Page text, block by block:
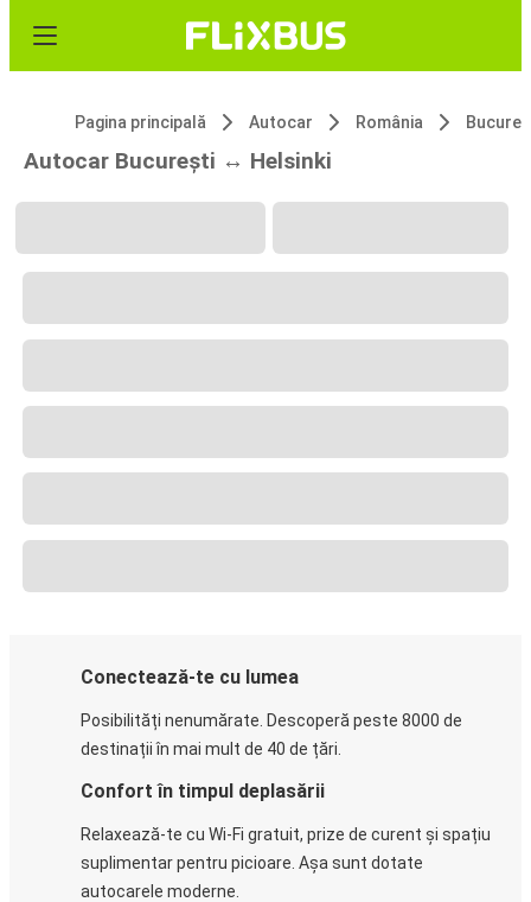
Pagina principală Autocar România
Autocar București ↔ Helsinki
Conectează-te cu lumea
Posibilități nenumărate. Descoperă peste 8000 de
destinații în mai mult de 40 de țări.
Confort în timpul deplasării
Relaxează-te cu Wi-Fi gratuit, prize de curent și spațiu
suplimentar pentru picioare. Așa sunt dotate
autocarele moderne.